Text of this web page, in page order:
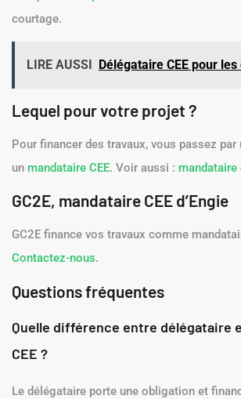
courtage.
LIRE AUSSI Délégataire CEE pour
Lequel pour votre projet ?
Pour financer des travaux, vous passez
un mandataire CEE. Voir aussi :
GC2E, mandataire CEE d’Engie
GC2E finance vos travaux comme
Contactez-nous.
Questions fréquentes
Quelle différence entre délégataire
CEE ?
Le délégataire porte une obligation et